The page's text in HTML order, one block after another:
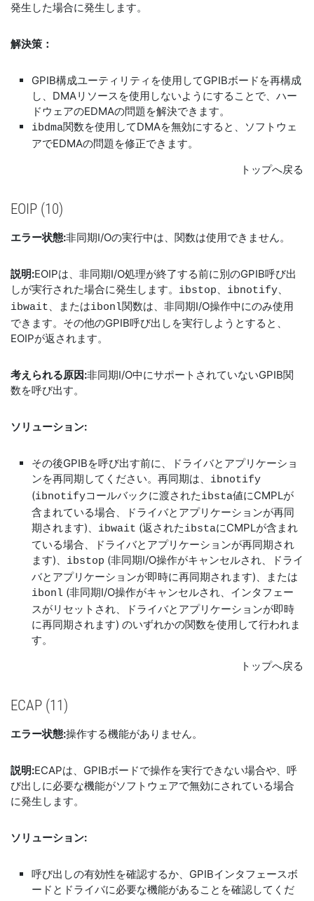
発生した場合に発生します。
解決策：
GPIB構成ユーティリティを使用してGPIBボードを再構成
し、DMAリソースを使用しないようにすることで、ハー
ドウェアのEDMAの問題を解決できます。
ibdma関数を使用してDMAを無効にすると、ソフトウェ
アでEDMAの問題を修正できます。
トップへ戻る
EOIP (10)
エラー状態:非同期I/Oの実行中は、関数は使用できません。
説明:EOIPは、非同期I/O処理が終了する前に別のGPIB呼び出
しが実行された場合に発生します。
ibstop、ibnotify、
ibwait、またはibonl関数は、非同期I/O操作中にのみ使用
できます。その他のGPIB呼び出しを実行しようとすると、
EOIPが返されます。
考えられる原因:非同期I/O中にサポートされていないGPIB関
数を呼び出す。
ソリューション:
その後GPIBを呼び出す前に、ドライバとアプリケーショ
ンを再同期してください。再同期は、
ibnotify
(ibnotifyコールバックに渡されたibsta値にCMPLが
含まれている場合、ドライバとアプリケーションが再同
期されます)、
ibwait (返されたibstaにCMPLが含まれ
ている場合、ドライバとアプリケーションが再同期され
ます)、
ibstop (非同期I/O操作がキャンセルされ、ドライ
バとアプリケーションが即時に再同期されます)、または
ibonl (非同期I/O操作がキャンセルされ、インタフェー
スがリセットされ、ドライバとアプリケーションが即時
に再同期されます) のいずれかの関数を使用して行われま
す。
トップへ戻る
ECAP (11)
エラー状態:操作する機能がありません。
説明:ECAPは、GPIBボードで操作を実行できない場合や、呼
び出しに必要な機能がソフトウェアで無効にされている場合
に発生します。
ソリューション:
呼び出しの有効性を確認するか、GPIBインタフェースボ
ードとドライバに必要な機能があることを確認してくだ